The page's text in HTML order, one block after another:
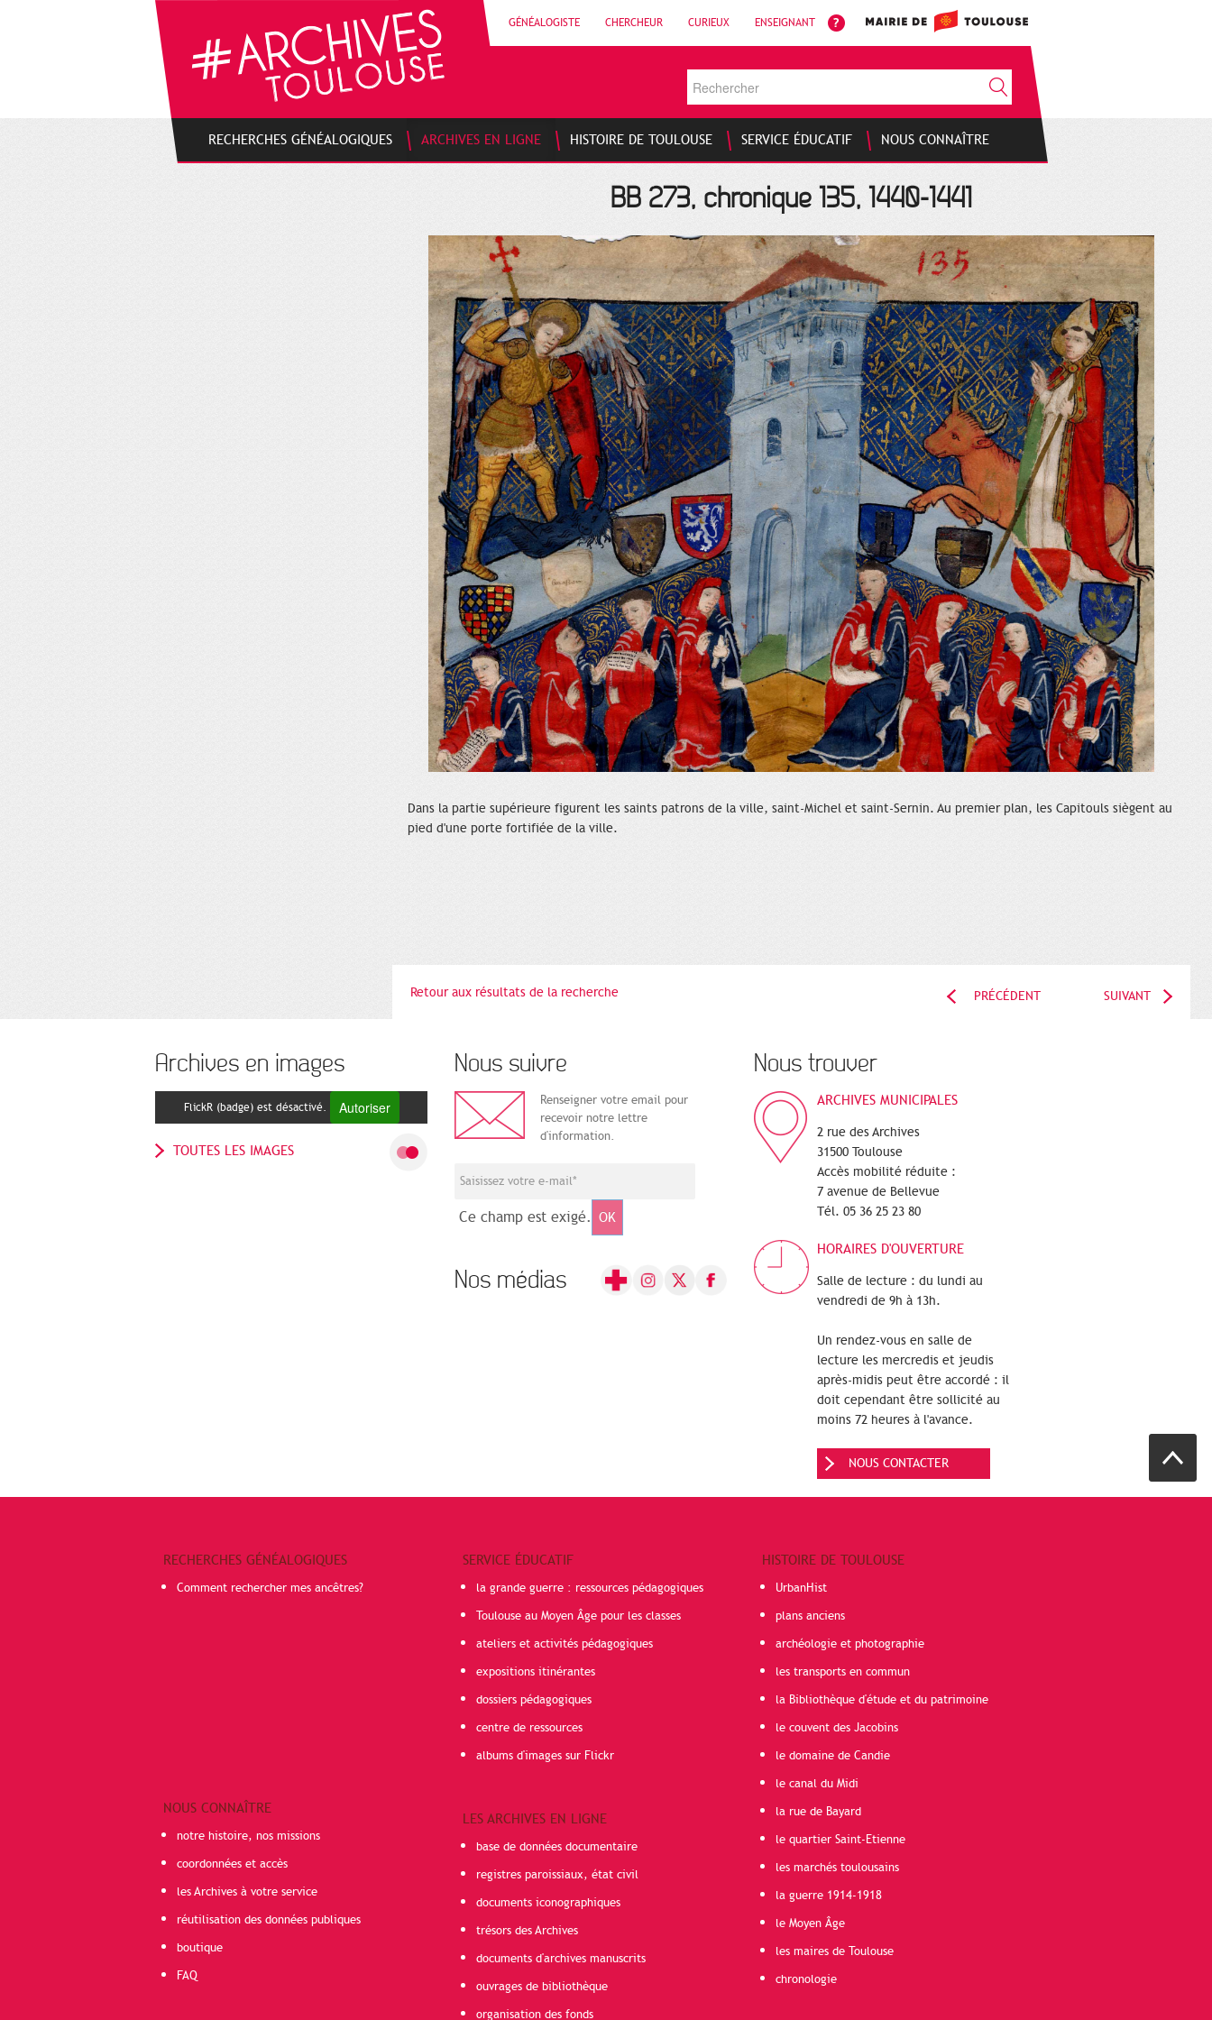
GÉNÉALOGISTE CHERCHEUR CURIEUX ENSEIGNANT
RECHERCHES GÉNÉALOGIQUES ARCHIVES EN LIGNE HISTOIRE DE TOULOUSE SERVICE ÉDUCATIF NOUS CONNAÎTRE
BB 273, chronique 135, 1440-1441
Dans la partie supérieure figurent les saints patrons de la ville, saint-Michel et saint-Sernin. Au premier plan, les Capitouls siègent au
pied d'une porte fortifiée de la ville.
Retour aux résultats de la recherche PRÉCÉDENT SUIVANT
Archives en images
FlickR (badge) est désactivé. Autoriser
TOUTES LES IMAGES
Nous suivre
Renseigner votre email pour
recevoir notre lettre
d'information.
Ce champ est exigé. OK
Nos médias
Nous trouver
ARCHIVES MUNICIPALES
2 rue des Archives
31500 Toulouse
Accès mobilité réduite :
7 avenue de Bellevue
Tél. 05 36 25 23 80
HORAIRES D'OUVERTURE
Salle de lecture : du lundi au
vendredi de 9h à 13h.
Un rendez-vous en salle de
lecture les mercredis et jeudis
après-midis peut être accordé : il
doit cependant être sollicité au
moins 72 heures à l'avance.
NOUS CONTACTER
RECHERCHES GÉNÉALOGIQUES
Comment rechercher mes ancêtres?
NOUS CONNAÎTRE
notre histoire, nos missions
coordonnées et accès
les Archives à votre service
réutilisation des données publiques
boutique
FAQ
SERVICE ÉDUCATIF
la grande guerre : ressources pédagogiques
Toulouse au Moyen Âge pour les classes
ateliers et activités pédagogiques
expositions itinérantes
dossiers pédagogiques
centre de ressources
albums d'images sur Flickr
LES ARCHIVES EN LIGNE
base de données documentaire
registres paroissiaux, état civil
documents iconographiques
trésors des Archives
documents d'archives manuscrits
ouvrages de bibliothèque
organisation des fonds
HISTOIRE DE TOULOUSE
UrbanHist
plans anciens
archéologie et photographie
les transports en commun
la Bibliothèque d'étude et du patrimoine
le couvent des Jacobins
le domaine de Candie
le canal du Midi
la rue de Bayard
le quartier Saint-Etienne
les marchés toulousains
la guerre 1914-1918
le Moyen Âge
les maires de Toulouse
chronologie
Gestion de vos préférences sur les cookies